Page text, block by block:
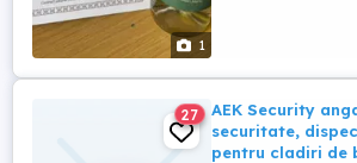
1
27
AEK Security
securitate,
pentru cladiri de